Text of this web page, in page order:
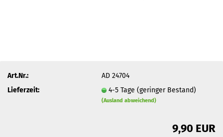
Art.Nr.:
AD 24704
Lieferzeit:
4-5 Tage (geringer Bestand)
(Ausland abweichend)
9,90 EUR